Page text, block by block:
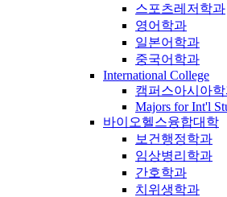
스포츠레저학과
영어학과
일본어학과
중국어학과
International College
캠퍼스아시아
Majors for Int'l
바이오헬스융합대학
보건행정학과
임상병리학과
간호학과
치위생학과